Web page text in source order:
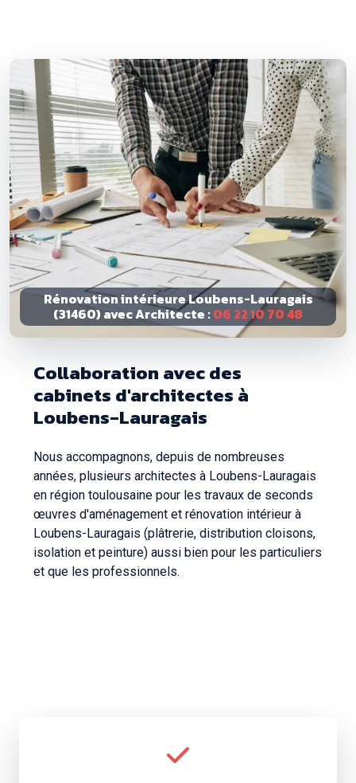
Rénovation intérieure Loubens-Lauragais
(31460) avec Architecte :06 22 10 70 48
Collaboration avec des
cabinets d'architectes à
Loubens-Lauragais
Nous accompagnons, depuis de nombreuses
années, plusieurs architectes à Loubens-Lauragais
en région toulousaine pour les travaux de seconds
œuvres d'aménagement et rénovation intérieur à
Loubens-Lauragais (plâtrerie, distribution cloisons,
isolation et peinture) aussi bien pour les particuliers
et que les professionnels.